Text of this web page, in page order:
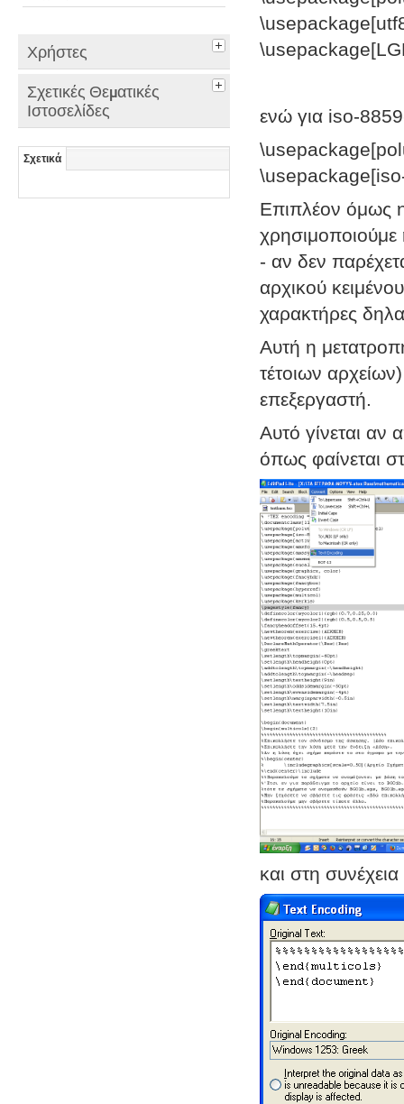
Χρήστες
Σχετικές Θεματικές
Ιστοσελίδες
Σχετικά
ενώ για iso-
Επιπλέον όμως
- αν δεν
αρχικού
χαρακτήρες
Αυτή η
τέτοιων
επεξεργαστή.
Αυτό γίνεται αν
όπως φαίνεται
και στη συνέχεια